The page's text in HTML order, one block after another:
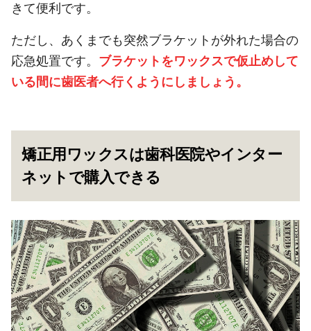
きて便利です。
ただし、あくまでも突然ブラケットが外れた場合の
応急処置です。 ブラケットをワックスで仮止めして
いる間に歯医者へ行くようにしましょう。
矯正用ワックスは歯科医院やインター
ネットで購入できる